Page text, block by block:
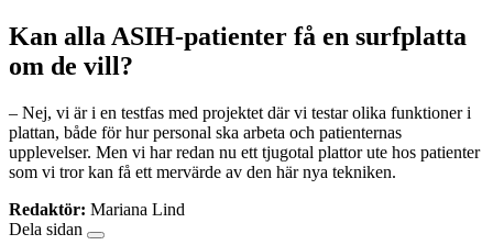
Kan alla ASIH-patienter få en surfplatta
om de vill?
– Nej, vi är i en testfas med projektet där vi testar olika funktioner i
plattan, både för hur personal ska arbeta och patienternas
upplevelser. Men vi har redan nu ett tjugotal plattor ute hos patienter
som vi tror kan få ett mervärde av den här nya tekniken.
Redaktör: Mariana Lind
Dela sidan